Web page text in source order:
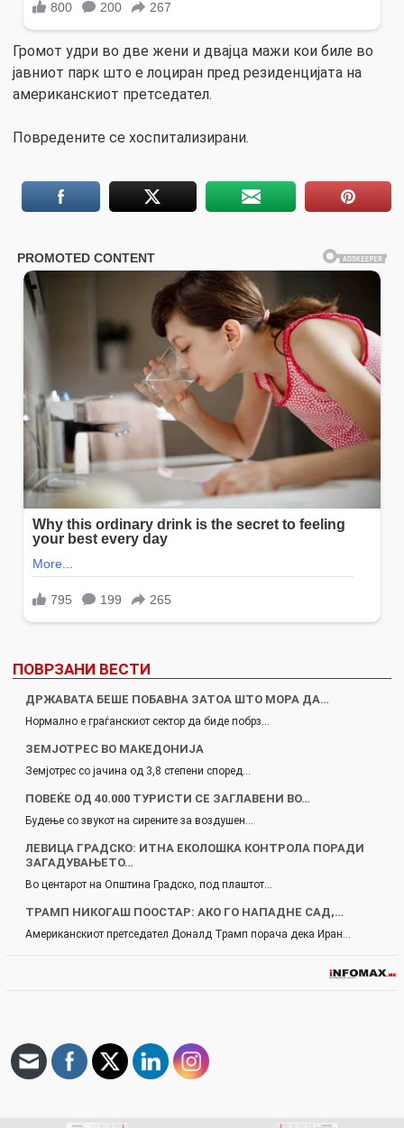
Громот удри во две жени и двајца мажи кои биле во
јавниот парк што е лоциран пред резиденцијата на
американскиот претседател.
Повредените се хоспитализирани.
ПОВРЗАНИ ВЕСТИ
ДРЖАВАТА БЕШЕ ПОБАВНА ЗАТОА ШТО МОРА ДА…
Нормално е граѓанскиот сектор да биде побрз…
ЗЕМЈОТРЕС ВО МАКЕДОНИЈА
Земјотрес со јачина од 3,8 степени според…
ПОВЕЌЕ ОД 40.000 ТУРИСТИ СЕ ЗАГЛАВЕНИ ВО…
Будење со звукот на сирените за воздушен…
ЛЕВИЦА ГРАДСКО: ИТНА ЕКОЛОШКА КОНТРОЛА ПОРАДИ
ЗАГАДУВАЊЕТО…
Во центарот на Општина Градско, под плаштот…
ТРАМП НИКОГАШ ПООСТАР: АКО ГО НАПАДНЕ САД,…
Американскиот претседател Доналд Трамп порача дека Иран…